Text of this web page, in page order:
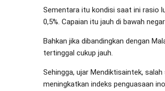
Sementara itu kondisi saat ini rasio
0,5%. Capaian itu jauh di bawah
Bahkan jika dibandingkan dengan
tertinggal cukup jauh.
Sehingga, ujar Mendiktisaintek,
meningkatkan indeks penguasaan